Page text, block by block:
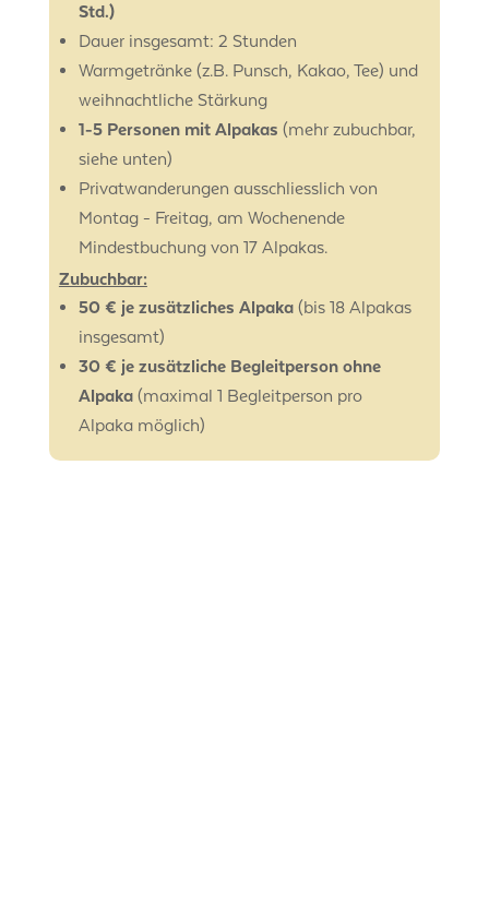
Std.)
Dauer insgesamt: 2 Stunden
Warmgetränke (z.B. Punsch, Kakao, Tee) und
weihnachtliche Stärkung
1-5 Personen mit Alpakas (mehr zubuchbar,
siehe unten)
Privatwanderungen ausschliesslich von
Montag - Freitag, am Wochenende
Mindestbuchung von 17 Alpakas.
Zubuchbar:
50 € je zusätzliches Alpaka(bis 18 Alpakas
insgesamt)
30 € je zusätzliche Begleitperson ohne
Alpaka(maximal 1 Begleitperson pro
Alpaka möglich)